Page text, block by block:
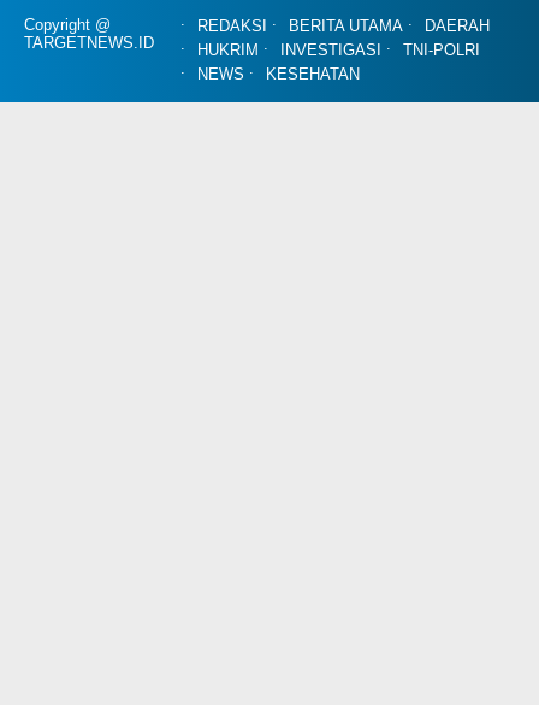
Copyright @
TARGETNEWS.ID
REDAKSI BERITA UTAMA
DAERAH
HUKRIM
INVESTIGASI
TNI-POLRI
NEWS
KESEHATAN